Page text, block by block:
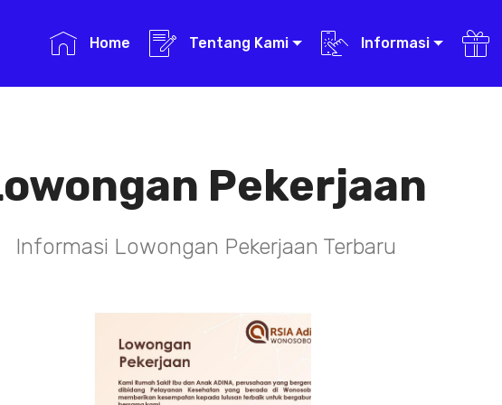
Home Tentang Kami Informasi
Pekerjaan
Informasi Lowongan Pekerjaan Terbaru
TENAGA TEKNIS
KEFARMASIAN